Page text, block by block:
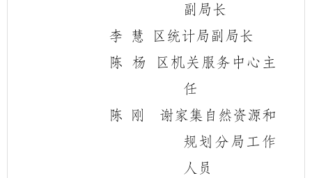
副局长
李
慧
区统计局副局长
陈
杨
区机关服务中心主
任
陈
刚
谢家集自然资源和
规划分局工作
人员